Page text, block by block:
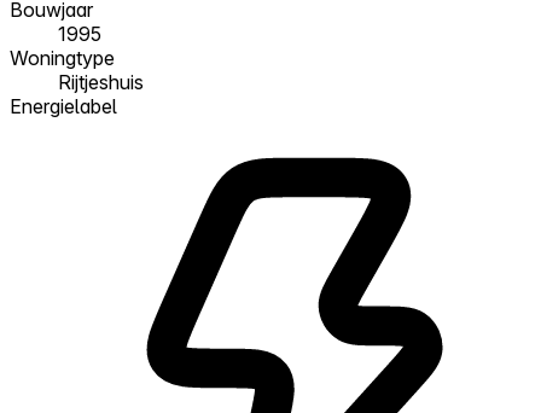
Bouwjaar
1995
Woningtype
Rijtjeshuis
Energielabel